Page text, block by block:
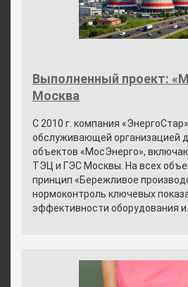
Выполненный проект:
Москва
С 2010 г. компания
обслуживающей организацией
объектов «МосЭнерго»,
ТЭЦ и ГЭС Москвы. На всех
принцип «Бережливое
нормоконтроль ключевых
эффективности оборудования